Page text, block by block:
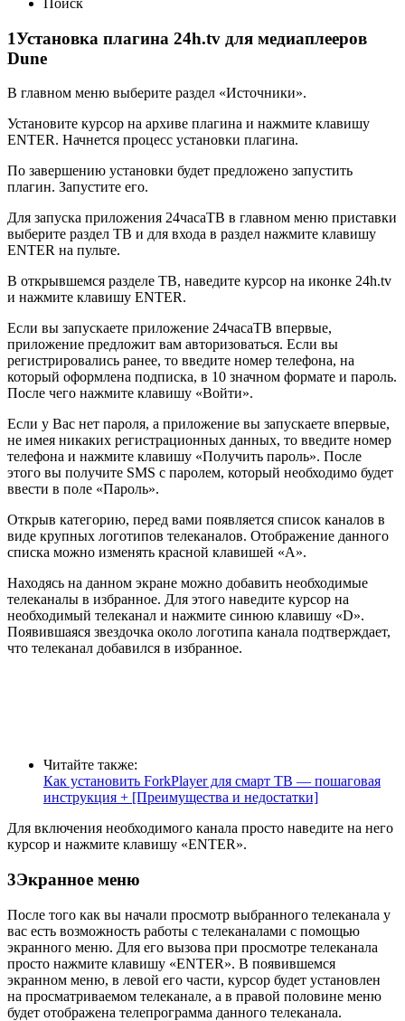
Поиск
1Установка плагина 24h.tv для медиаплееров
Dune
В главном меню выберите раздел «Источники».
Установите курсор на архиве плагина и нажмите клавишу
ENTER. Начнется процесс установки плагина.
По завершению установки будет предложено запустить
плагин. Запустите его.
Для запуска приложения 24часаТВ в главном меню приставки
выберите раздел ТВ и для входа в раздел нажмите клавишу
ENTER на пульте.
В открывшемся разделе ТВ, наведите курсор на иконке 24h.tv
и нажмите клавишу ENTER.
Если вы запускаете приложение 24часаТВ впервые,
приложение предложит вам авторизоваться. Если вы
регистрировались ранее, то введите номер телефона, на
который оформлена подписка, в 10 значном формате и пароль.
После чего нажмите клавишу «Войти».
Если у Вас нет пароля, а приложение вы запускаете впервые,
не имея никаких регистрационных данных, то введите номер
телефона и нажмите клавишу «Получить пароль». После
этого вы получите SMS с паролем, который необходимо будет
ввести в поле «Пароль».
Открыв категорию, перед вами появляется список каналов в
виде крупных логотипов телеканалов. Отображение данного
списка можно изменять красной клавишей «А».
Находясь на данном экране можно добавить необходимые
телеканалы в избранное. Для этого наведите курсор на
необходимый телеканал и нажмите синюю клавишу «D».
Появившаяся звездочка около логотипа канала подтверждает,
что телеканал добавился в избранное.
Читайте также:
Как установить ForkPlayer для смарт ТВ — пошаговая
инструкция + [Преимущества и недостатки]
Для включения необходимого канала просто наведите на него
курсор и нажмите клавишу «ENTER».
3Экранное меню
После того как вы начали просмотр выбранного телеканала у
вас есть возможность работы с телеканалами с помощью
экранного меню. Для его вызова при просмотре телеканала
просто нажмите клавишу «ENTER». В появившемся
экранном меню, в левой его части, курсор будет установлен
на просматриваемом телеканале, а в правой половине меню
будет отображена телепрограмма данного телеканала.